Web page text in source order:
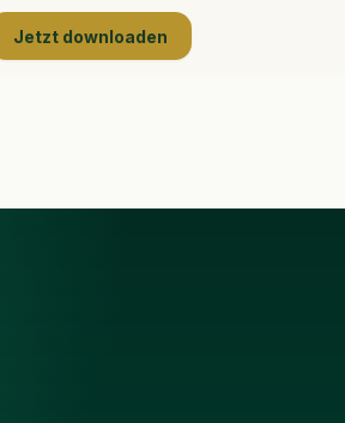
Jetzt downloaden